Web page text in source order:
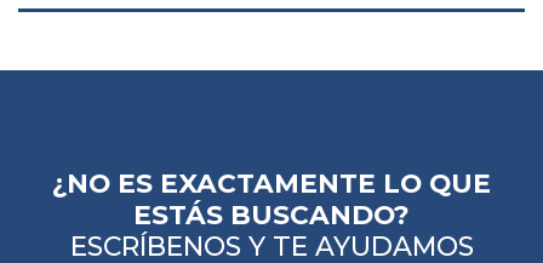
¿NO ES EXACTAMENTE LO QUE
ESTÁS BUSCANDO?
ESCRÍBENOS Y TE AYUDAMOS